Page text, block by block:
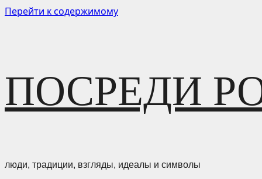
Перейти к содержимому
ПОСРЕДИ
люди, традиции, взгляды, идеалы и символы